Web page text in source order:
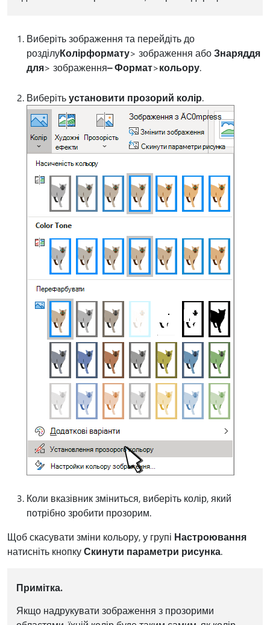
Виберіть зображення та перейдіть до
розділуКолірформату> зображення абоЗнаряддя
для> зображення– Формат>кольору.
Виберітьустановити прозорий колір.
Коли вказівник зміниться, виберіть колір, який
потрібно зробити прозорим.
Щоб скасувати зміни кольору, у групі Настроювання
натисніть кнопкуСкинути параметри рисунка.
Примітка.
Якщо надрукувати зображення з прозорими